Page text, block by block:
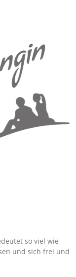
so viel wie
und sich frei und